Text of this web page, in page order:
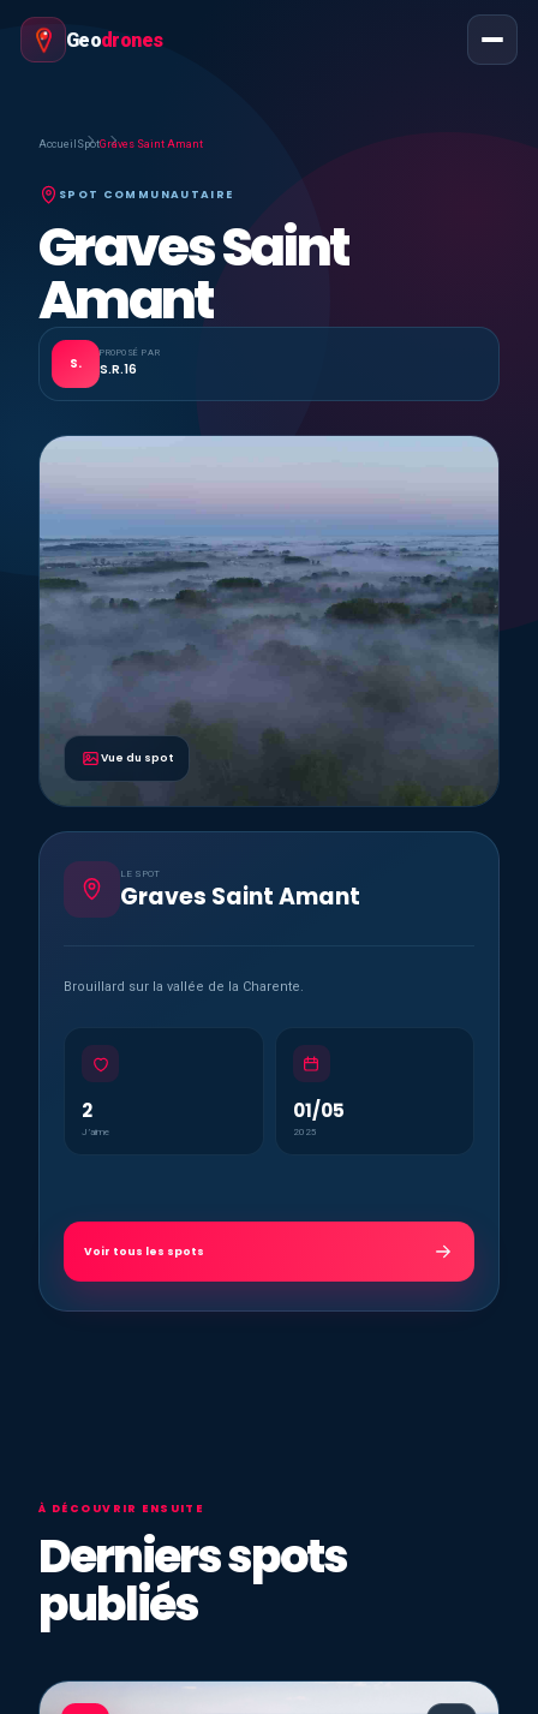
Geodrones
Accueil SpotGraves Saint Amant
SPOT COMMUNAUTAIRE
Graves Saint
Amant
S.
PROPOSÉ PAR
S.R.16
Vue du spot
LE SPOT
Graves Saint Amant
Brouillard sur la vallée de la Charente.
2
J’aime
01/05
2025
Voir tous les spots
À DÉCOUVRIR ENSUITE
Derniers spots
publiés